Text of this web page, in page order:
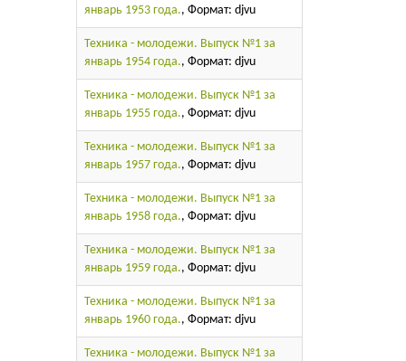
январь 1953 года., Формат: djvu
Техника - молодежи. Выпуск №1 за
январь 1954 года., Формат: djvu
Техника - молодежи. Выпуск №1 за
январь 1955 года., Формат: djvu
Техника - молодежи. Выпуск №1 за
январь 1957 года., Формат: djvu
Техника - молодежи. Выпуск №1 за
январь 1958 года., Формат: djvu
Техника - молодежи. Выпуск №1 за
январь 1959 года., Формат: djvu
Техника - молодежи. Выпуск №1 за
январь 1960 года., Формат: djvu
Техника - молодежи. Выпуск №1 за